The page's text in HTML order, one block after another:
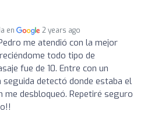
en 2 years ago
me atendió con la mejor
todo tipo de
fue de 10. Entre con un
detectó donde estaba el
me desbloqueó. Repetiré seguro